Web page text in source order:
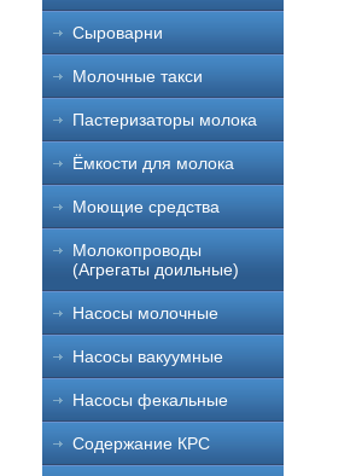
Сыроварни
Молочные такси
Пастеризаторы молока
Ёмкости для молока
Моющие средства
Молокопроводы
(Агрегаты доильные)
Насосы молочные
Насосы вакуумные
Насосы фекальные
Содержание КРС